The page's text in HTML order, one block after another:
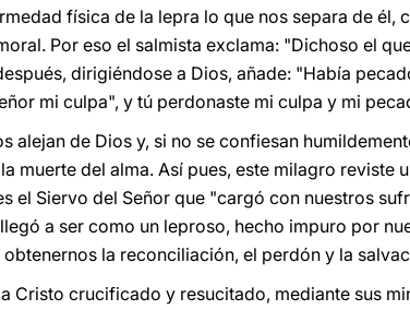
física de la lepra lo que nos separa de él,
Por eso el salmista exclama: "Dichoso el
dirigiéndose a Dios, añade: "Había
mi culpa", y tú perdonaste mi culpa y mi
alejan de Dios y, si no se confiesan
muerte del alma. Así pues, este milagro reviste
el Siervo del Señor que "cargó con nuestros
a ser como un leproso, hecho impuro por
la reconciliación, el perdón y la
Cristo crucificado y resucitado, mediante sus